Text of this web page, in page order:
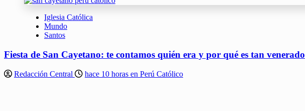
Iglesia Católica
Mundo
Santos
Fiesta de San Cayetano: te contamos quién era y por qué es tan venerado
Redacción Central hace 10 horas en Perú Católico